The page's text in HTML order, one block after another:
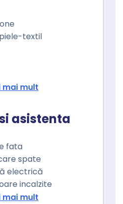
textil
mai mult
asistenta
fata
spate
electrică
incalzite
rabatabile electric
mai mult